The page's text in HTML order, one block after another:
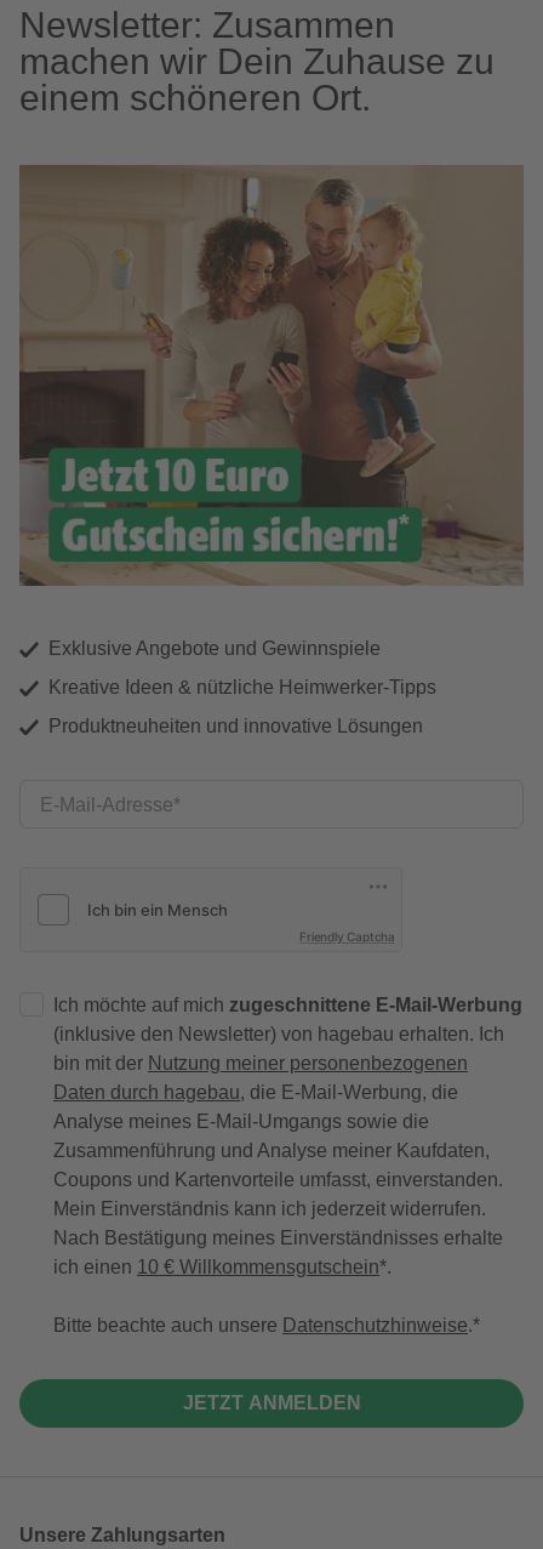
Newsletter: Zusammen
machen wir Dein Zuhause zu
einem schöneren Ort.
Exklusive Angebote und Gewinnspiele
Kreative Ideen & nützliche Heimwerker-Tipps
Produktneuheiten und innovative Lösungen
E-Mail-Adresse
Friendly Captcha
Ich möchte auf mich zugeschnittene E-Mail-Werbung
(inklusive den Newsletter) von hagebau erhalten. Ich
bin mit der Nutzung meiner personenbezogenen
Daten durch hagebau, die E-Mail-Werbung, die
Analyse meines E-Mail-Umgangs sowie die
Zusammenführung und Analyse meiner Kaufdaten,
Coupons und Kartenvorteile umfasst, einverstanden.
Mein Einverständnis kann ich jederzeit widerrufen.
Nach Bestätigung meines Einverständnisses erhalte
ich einen 10 € Willkommensgutschein*.
Bitte beachte auch unsere Datenschutzhinweise.
JETZT ANMELDEN
Unsere Zahlungsarten